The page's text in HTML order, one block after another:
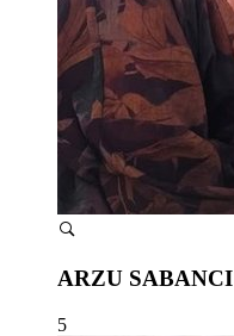
ARZU SABANCI
5